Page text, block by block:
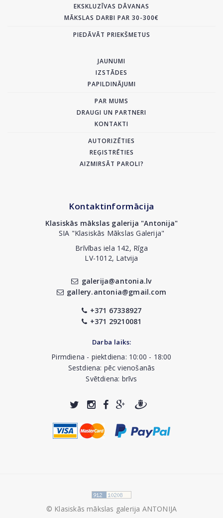
EKSKLUZĪVAS DĀVANAS
MĀKSLAS DARBI PAR 30-300€
PIEDĀVĀT PRIEKŠMETUS
JAUNUMI
IZSTĀDES
PAPILDINĀJUMI
PAR MUMS
DRAUGI UN PARTNERI
KONTAKTI
AUTORIZĒTIES
REĢISTRĒTIES
AIZMIRSĀT PAROLI?
Kontaktinformācija
Klasiskās mākslas galerija "Antonija"
SIA "Klasiskās Mākslas Galerija"
Brīvības iela 142, Rīga
LV-1012, Latvija
galerija@antonia.lv
gallery.antonia@gmail.com
+371 67338927
+371 29210081
Darba laiks:
Pirmdiena - piektdiena: 10:00 - 18:00
Sestdiena: pēc vienošanās
Svētdiena: brīvs
© Klasiskās mākslas galerija ANTONIJA